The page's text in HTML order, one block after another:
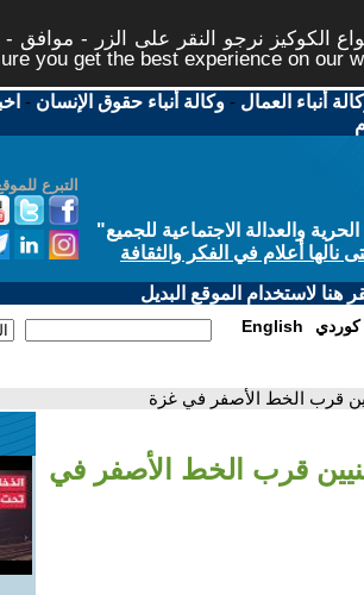
الكوكيز نرجو النقر على الزر - موافق
you get the best experience on our
أنباء العمال -وكالة أنباء حقوق الإنسان -
التبرع
والعدالة الاجتماعية للجميع"
نالها أعلام في الفكر والثقافة
هنا لاستخدام الموقع البديل
English كوردي
قرب الخط الأصفر في غزة
قرب الخط الأصفر في